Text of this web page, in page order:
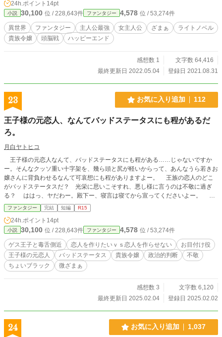
アが、社交力と頭脳で立ち向かう。 そう、全ては己の心の
平穏と、優雅なティータイムのために。 ◇ ◆ ◇ 最低
限の『貴族の義務』は果たしたい。 でもそれ以外は「自分が
やりたい事をする」生活を送りたい。 これはそんな願望を抱
く令嬢が、何故か自分の周りで次々に巻き起こる『面倒』を
ていますので、本編からでもお読みいただけます。 もし
（第1部は主人公の過去話のため、必読ではありません）
以下のリンクを、それぞれ画面下部（この画面では目次の
貼ってあります。 ●物語第1部・第2部へのリンク ●本シ
24h.ポイント 14pt
小説 30,100 位 / 228,643件 ファンタジー 4,578 位 / 53,274件
異世界 ファンタジー 主人公最強 女主人公 ざまぁ
ライトノベル
貴族令嬢
頭脳戦 ハッピーエンド
感想数 1
文字数 64,416
最終更新日 2022.05.04
登録日 2021.08.31
23 お気に入り追加 112
王子様の元恋人、なんてバッドステータスにも程があるだ
ろ。
月白ヤトヒコ
王子様の元恋人なんて、バッドステータスにも程がある……じゃないですか
ー。そんなクッソ重い十字架を、幾ら頭と尻が軽いからって、あんなうら若きお
嬢さんに背負わせるなんて可哀想にも程がありますよー。 王族の恋人のどこ
がバッドステータスだ？ 光栄に思いこそすれ、悪し様に言うのは不敬に過ぎ
る？ ははっ、ヤだわー。殿下ー、寝言は寝てから宣ってくださいよー。 ど
う考えったって『王子様の元恋人』なんて称号、バッドステータスですって。む
しろ、一度装着すると外れなくなる系の呪いの装備的な？ え～？ 不敬罪食
らわすぞって？ ヤだなー。俺のお仕事は、常日頃から『美女を集めて俺だけの
ハーレムを作りたい』だとか頭沸いたことばっか言ってる殿下のお目付け役なん
ですからー。 最悪、ぶん殴って気絶させてでも殿下を止める許可を陛下から
頂いてまーす。 つか、今の俺は一応殿下の側近扱いですが、陛下直々に雇わ
れてんので殿下の命令よか陛下の命令のが上位っすわー。 え？ いつか俺を
ファンタジー 完結 短編 R15
24h.ポイント 14pt
小説 30,100 位 / 228,643件 ファンタジー 4,578 位 / 53,274件
ゲス王子と毒舌側近 恋人を作りたいｖｓ恋人を作らせない
お目付け役
王子様の元恋人
バッドステータス 貴族令嬢 政治的判断
不敬
ちょいブラック
微ざまぁ
感想数 3
文字数 6,120
最終更新日 2025.02.04
登録日 2025.02.02
24 お気に入り追加 1,037